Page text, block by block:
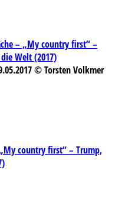
– „My country first“ –
Welt (2017)
© Torsten Volkmer
country first“ – Trump,